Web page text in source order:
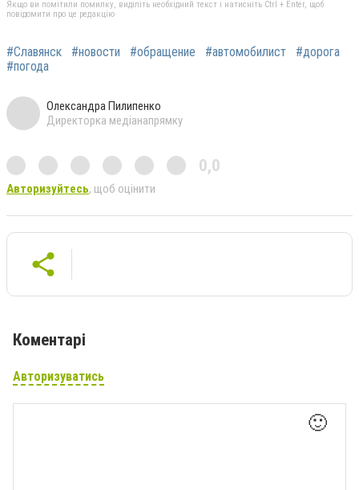
Якщо ви помітили помилку, виділіть необхідний текст і натисніть Ctrl + Enter, щоб
повідомити про це редакцію
#Славянск #новости #обращение #автомобилист
#дорога
#погода
Олександра Пилипенко
Директорка медіанапрямку
0,0
Авторизуйтесь, щоб оцінити
Коментарі
Авторизуватись
🙂